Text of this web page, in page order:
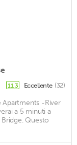
11,3 Eccellente (32)
Apartments -River
a 5 minuti a
Questo